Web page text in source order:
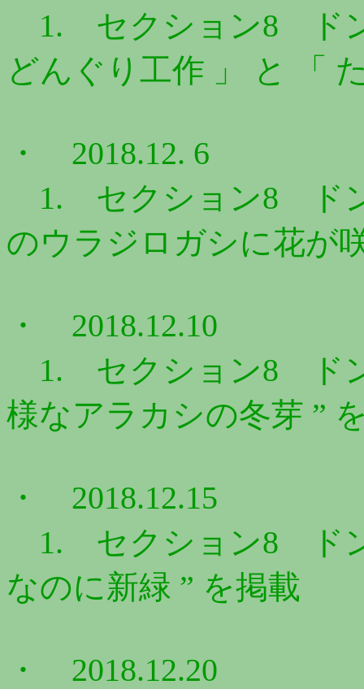
1. セクション8 ドン
どんぐり工作 」 と 「
・ 2018.12. 6
1. セクション8 ドン
のウラジロガシに花が
・ 2018.12.10
1. セクション8 ドン
様なアラカシの冬芽 ”
・ 2018.12.15
1. セクション8 ドン
なのに新緑 ” を掲載
・ 2018.12.20